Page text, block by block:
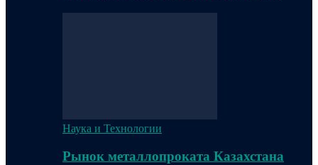
Наука и Технологии
Рынок металлопроката Казахстана